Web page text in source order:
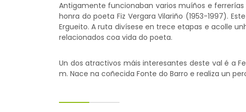
Antigamente funcionaban varios muíños e
honra do poeta Fiz Vergara Vilariño (1953-1997).
Ergueito. A ruta divísese en trece etapas e acolle
relacionados coa vida do poeta.
Un dos atractivos máis interesantes deste val é a
m. Nace na coñecida Fonte do Barro e realiza un